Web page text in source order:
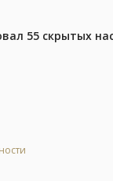
55 скрытых